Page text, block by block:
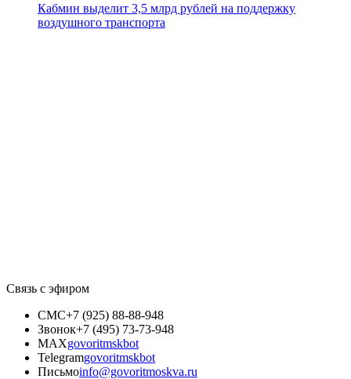
Кабмин выделит 3,5 млрд рублей на поддержку
воздушного транспорта
Связь с эфиром
СМС+7 (925) 88-88-948
Звонок+7 (495) 73-73-948
MAXgovoritmskbot
Telegramgovoritmskbot
Письмоinfo@govoritmoskva.ru